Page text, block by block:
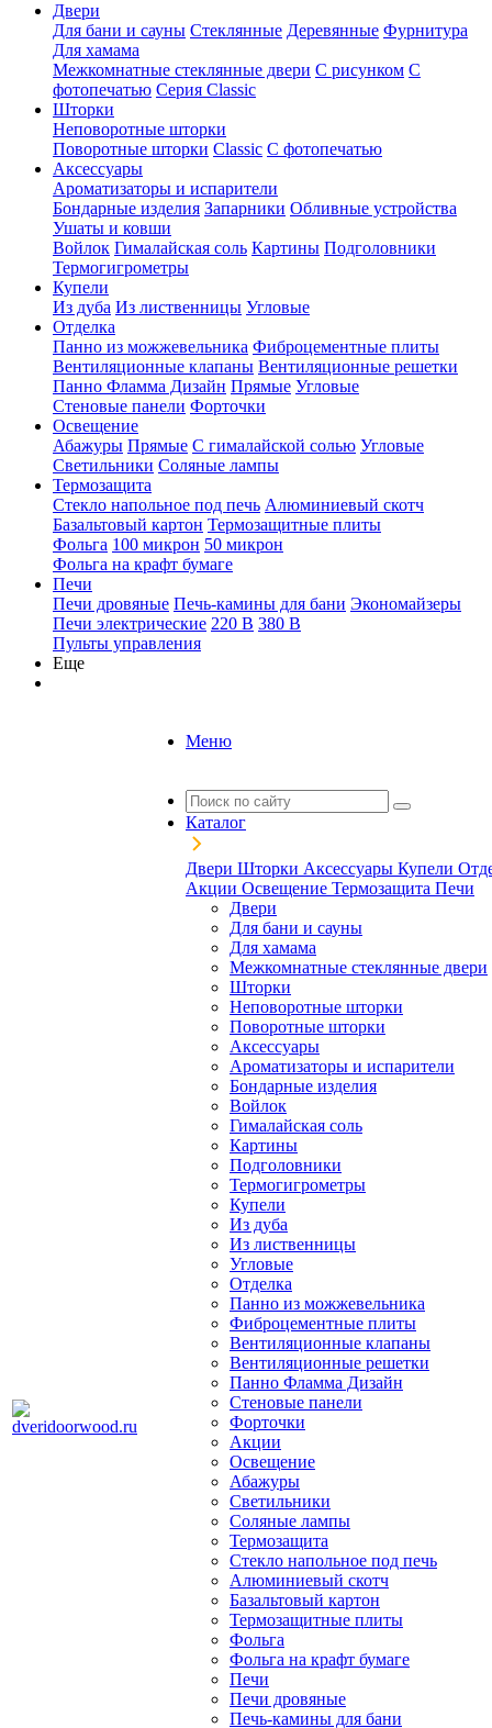
Двери
Для бани и сауны Стеклянные Деревянные Фурнитура
Для хамама
Межкомнатные стеклянные двери С рисунком С
фотопечатью Серия Classic
Шторки
Неповоротные шторки
Поворотные шторки Classic С фотопечатью
Аксессуары
Ароматизаторы и испарители
Бондарные изделия Запарники Обливные устройства
Ушаты и ковши
Войлок Гималайская соль Картины Подголовники
Термогигрометры
Купели
Из дуба Из лиственницы Угловые
Отделка
Панно из можжевельника Фиброцементные плиты
Вентиляционные клапаны Вентиляционные решетки
Панно Фламма Дизайн Прямые Угловые
Стеновые панели Форточки
Освещение
Абажуры Прямые С гималайской солью Угловые
Светильники Соляные лампы
Термозащита
Стекло напольное под печь Алюминиевый скотч
Базальтовый картон Термозащитные плиты
Фольга 100 микрон 50 микрон
Фольга на крафт бумаге
Печи
Печи дровяные Печь-камины для бани Экономайзеры
Печи электрические 220 В 380 В
Пульты управления
Еще
Меню
Каталог
Двери Шторки Аксессуары Купели
Акции Освещение Термозащита Печи
Двери
Для бани и сауны
Для хамама
Межкомнатные стеклянные двери
Шторки
Неповоротные шторки
Поворотные шторки
Аксессуары
Ароматизаторы и испарители
Бондарные изделия
Войлок
Гималайская соль
Картины
Подголовники
Термогигрометры
Купели
Из дуба
Из лиственницы
Угловые
Отделка
Панно из можжевельника
Фиброцементные плиты
Вентиляционные клапаны
Вентиляционные решетки
Панно Фламма Дизайн
Стеновые панели
Форточки
Акции
Освещение
Абажуры
Светильники
Соляные лампы
Термозащита
Стекло напольное под печь
Алюминиевый скотч
Базальтовый картон
Термозащитные плиты
Фольга
Фольга на крафт бумаге
Печи
Печи дровяные
Печь-камины для бани